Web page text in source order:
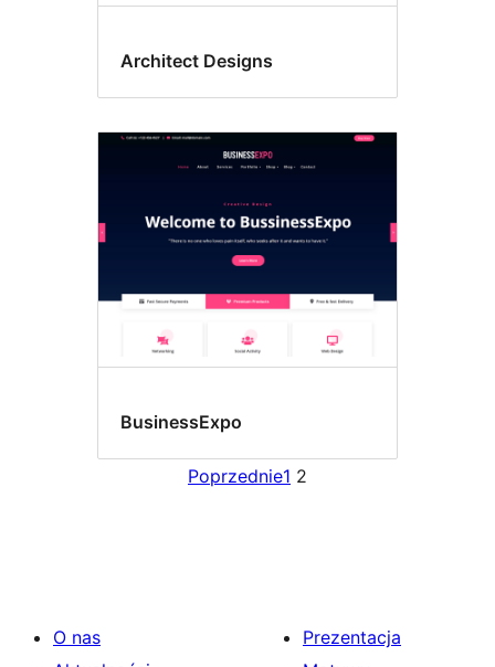
Architect Designs
BusinessExpo
Poprzednie1 2
O nas
Prezentacja